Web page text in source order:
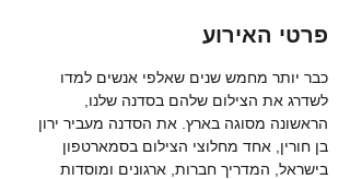
פרטי האירוע
כבר יותר מחמש שנים שאלפי אנשים למדו
לשדרג את הצילום שלהם בסדנה שלנו,
הראשונה מסוגה בארץ. את הסדנה מעביר ירון
בן חורין, אחד מחלוצי הצילום בסמארטפון
בישראל, המדריך חברות, ארגונים ומוסדות